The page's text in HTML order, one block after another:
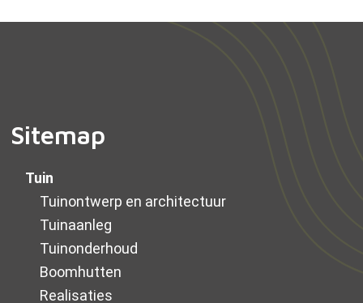
Sitemap
Tuin
Tuinontwerp en architectuur
Tuinaanleg
Tuinonderhoud
Boomhutten
Realisaties